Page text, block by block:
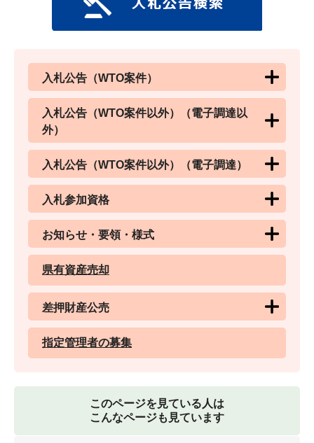
入札公告（WTO案件）
入札公告（WTO案件以外）（電子調達以
外）
入札公告（WTO案件以外）（電子調達）
入札参加資格
お知らせ・要領・様式
県有資産売却
差押財産公売
指定管理者の募集
このページを見ている人は
こんなページも見ています